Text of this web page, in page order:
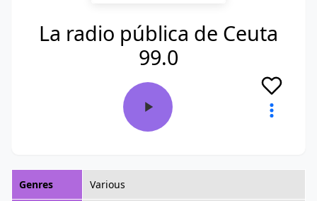
La radio pública de Ceuta
99.0
Genres Various